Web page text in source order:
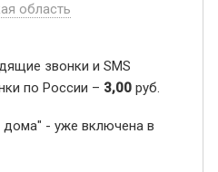
область
звонки и SMS
по России – 3,00 руб.
дома" - уже включена в